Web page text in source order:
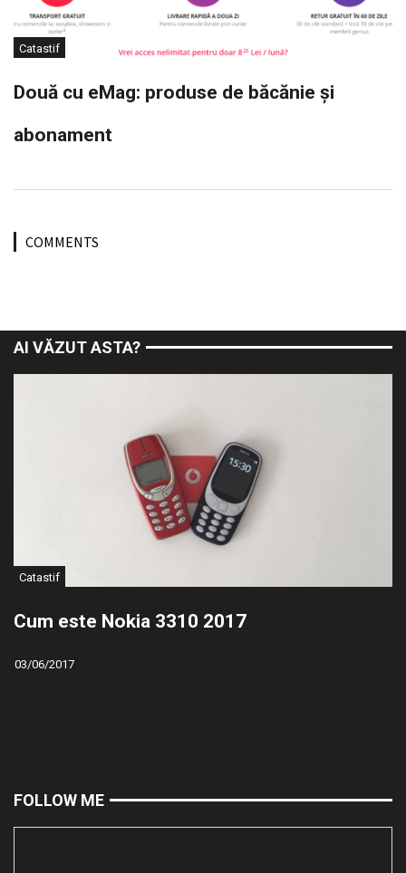
Catastif
Două cu eMag: produse de băcănie și
abonament
COMMENTS
AI VĂZUT ASTA?
Catastif
Cum este Nokia 3310 2017
03/06/2017
FOLLOW ME